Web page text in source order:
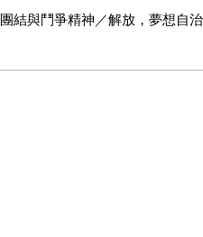
結與鬥爭精神／解放，夢想自
，撼動濟州的槍聲，憤怒民眾
的前哨基地！／鎮壓與接連不
敗告終的濟州島五．一○選舉
年九月二十一日的二千七百六十